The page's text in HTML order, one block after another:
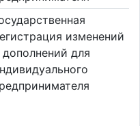
изменений
дополнений для